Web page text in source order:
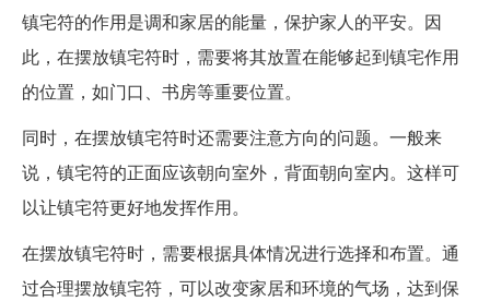
镇宅符的作用是调和家居的能量，保护家人的平安。因
此，在摆放镇宅符时，需要将其放置在能够起到镇宅作用
的位置，如门口、书房等重要位置。
同时，在摆放镇宅符时还需要注意方向的问题。一般来
说，镇宅符的正面应该朝向室外，背面朝向室内。这样可
以让镇宅符更好地发挥作用。
在摆放镇宅符时，需要根据具体情况进行选择和布置。通
过合理摆放镇宅符，可以改变家居和环境的气场，达到保